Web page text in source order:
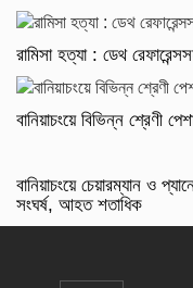
রামিসা হত্যা : ডেথ
বানিয়াচংয়ে বিভিন্ন শ্রেণী
বানিয়াচংয়ে চেয়ারম্যান ও
সংঘর্ষ, আহত শতাধিক